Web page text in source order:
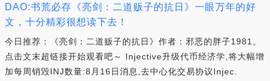
DAO:书荒必存《亮剑：二道贩子的抗日》一眼万年的好
文，十分精彩很想读下去！
今日推荐：《亮剑：二道贩子的抗日》作者：邪恶的胖子1981。
点击文末超链接开始观看吧～ Injective升级代币经济学,将大幅增
加每周销毁INJ数量:8月16日消息,去中心化交易协议Injec.